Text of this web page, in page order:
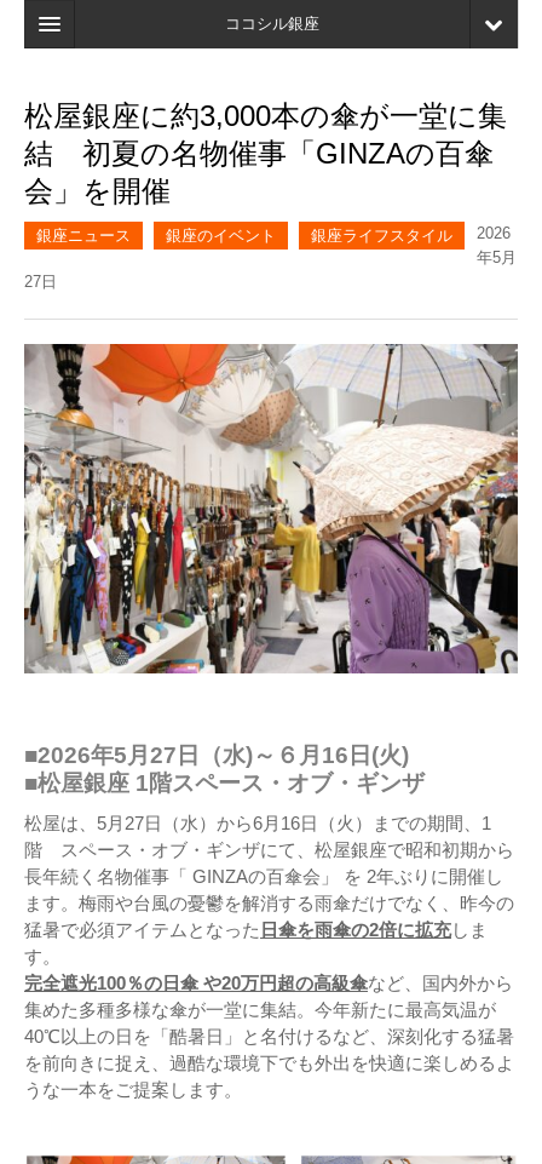
ココシル銀座
検索
店舗・施設最新情報
口コミ
ブックマーク
松屋銀座に約3,000本の傘が一堂に集
結 初夏の名物催事「GINZAの百傘
会」を開催
銀座ニュース 銀座のイベント 銀座ライフスタイル
2026
年5月
27日
■2026年5月27日（水)～６月16日(火)
■松屋銀座 1階スペース・オブ・ギンザ
松屋は、5月27日（水）から6月16日（火）までの期間、1
階 スペース・オブ・ギンザにて、松屋銀座で昭和初期から
長年続く名物催事「 GINZAの百傘会」 を 2年ぶりに開催し
ます。梅雨や台風の憂鬱を解消する雨傘だけでなく、昨今の
猛暑で必須アイテムとなった 日傘を雨傘の2倍に拡充しま
す。
完全遮光100％の日傘 や20万円超の高級傘など、国内外から
集めた多種多様な傘が一堂に集結。今年新たに最高気温が
40℃以上の日を「酷暑日」と名付けるなど、深刻化する猛暑
を前向きに捉え、過酷な環境下でも外出を快適に楽しめるよ
うな一本をご提案します。